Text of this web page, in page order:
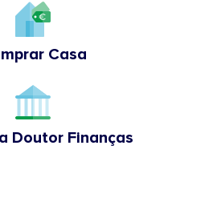
Casa
Doutor Finanças